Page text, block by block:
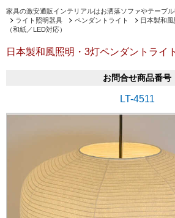
家具の激安通販インテリアルはお洒落ソファやテーブ
ライト照明器具
ペンダントライト
日本製和
（和紙／LED対応）
日本製和風照明・3灯ペンダントライ
お問合せ商品番号
LT-4511